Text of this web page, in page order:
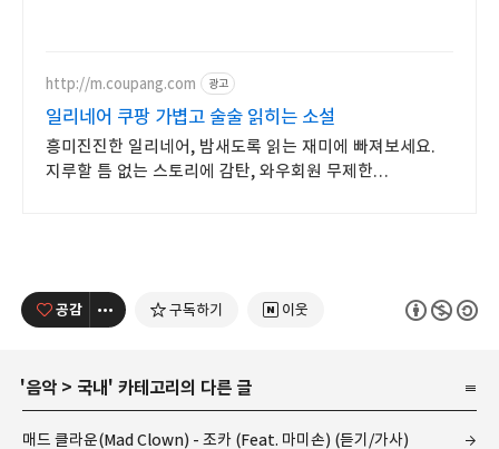
http://m.coupang.com 광고
일리네어 쿠팡 가볍고 술술 읽히는 소설
흥미진진한 일리네어, 밤새도록 읽는 재미에 빠져보세요.
지루할 틈 없는 스토리에 감탄, 와우회원 무제한
공감 구독하기 이웃
'음악 > 국내 ' 카테고리의 다른 글
매드 클라운(Mad Clown) - 조카 (Feat. 마미손) (듣기/가사)